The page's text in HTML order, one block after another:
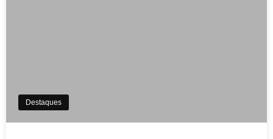
Destaques